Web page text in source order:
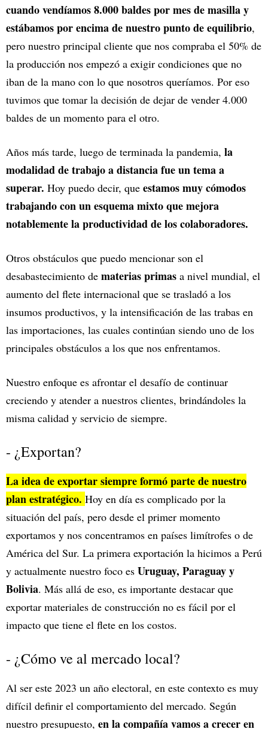
cuando vendíamos 8.000 baldes por mes de masilla y
estábamos por encima de nuestro punto de equilibrio,
pero nuestro principal cliente que nos compraba el 50% de
la producción nos empezó a exigir condiciones que no
iban de la mano con lo que nosotros queríamos. Por eso
tuvimos que tomar la decisión de dejar de vender 4.000
baldes de un momento para el otro.
Años más tarde, luego de terminada la pandemia, la
modalidad de trabajo a distancia fue un tema a
superar. Hoy puedo decir, que estamos muy cómodos
trabajando con un esquema mixto que mejora
notablemente la productividad de los colaboradores.
Otros obstáculos que puedo mencionar son el
desabastecimiento de materias primas a nivel mundial, el
aumento del flete internacional que se trasladó a los
insumos productivos, y la intensificación de las trabas en
las importaciones, las cuales continúan siendo uno de los
principales obstáculos a los que nos enfrentamos.
Nuestro enfoque es afrontar el desafío de continuar
creciendo y atender a nuestros clientes, brindándoles la
misma calidad y servicio de siempre.
- ¿Exportan?
La idea de exportar siempre formó parte de nuestro
plan estratégico. Hoy en día es complicado por la
situación del país, pero desde el primer momento
exportamos y nos concentramos en países limítrofes o de
América del Sur. La primera exportación la hicimos a Perú
y actualmente nuestro foco es Uruguay, Paraguay y
Bolivia. Más allá de eso, es importante destacar que
exportar materiales de construcción no es fácil por el
impacto que tiene el flete en los costos.
- ¿Cómo ve al mercado local?
Al ser este 2023 un año electoral, en este contexto es muy
difícil definir el comportamiento del mercado. Según
nuestro presupuesto, en la compañía vamos a crecer en